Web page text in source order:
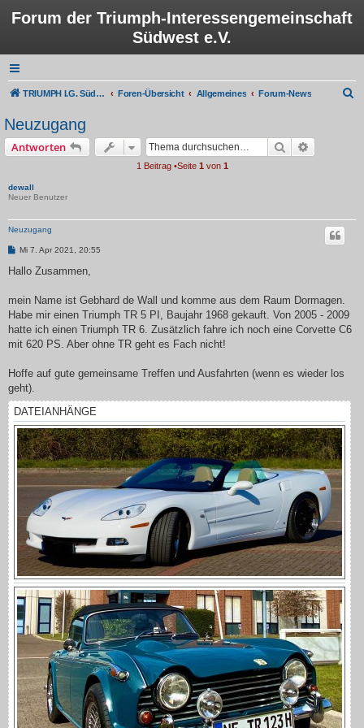
Forum der Triumph-Interessengemeinschaft
Südwest e.V.
TRIUMPH I.G. Südwest e.V. Foren-Übersicht Allgemeines Forum-News
Neuzugang
Antworten Suche
1 Beitrag •Seite 1 von 1
dewall
Neuer Benutzer
Neuzugang
B
i
a
Mi 7. Apr 2021, 20:55
Hallo Zusammen,
mein Name ist Gebhard de Wall und komme aus dem Raum Dormagen.
Habe mir einen Triumph TR 5 PI, Baujahr 1968 gekauft. Von 2005 - 2009
hatte ich einen Triumph TR 6. Zusätzlich fahre ich noch eine Corvette C6
mit 620 PS. Aber ohne TR geht es Fach nicht!
Hoffe auf gute gemeinsame Treffen und Ausfahrten (wenn es wieder los
geht).
DATEIANHÄNGE